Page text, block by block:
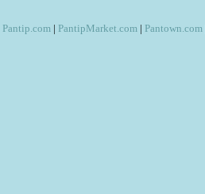
Pantip.com | PantipMarket.com | Pantown.com